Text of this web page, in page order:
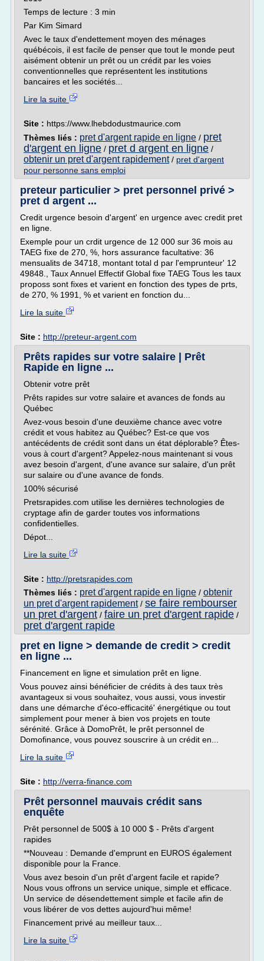
Temps de lecture : 3 min
Par Kim Simard
Avec le taux d'endettement moyen des ménages
québécois, il est facile de penser que tout le monde peut
aisément obtenir un prêt ou un crédit par les voies
conventionnelles que représentent les institutions
bancaires et les sociétés...
Lire la suite
Site : https://www.lhebdodustmaurice.com
Thèmes liés : pret d'argent rapide en ligne / pret
d'argent en ligne / pret d argent en ligne /
obtenir un pret d'argent rapidement/ pret d'argent
pour personne sans emploi
preteur particulier > pret personnel privé >
pret d argent ...
Credit urgence besoin d'argent' en urgence avec credit pret
en ligne.
Exemple pour un crdit urgence de 12 000 sur 36 mois au
TAEG fixe de 270, %, hors assurance facultative: 36
mensualits de 34718, montant total d par l'emprunteur' 12
49848., Taux Annuel Effectif Global fixe TAEG Tous les taux
proposs sont fixes et varient en fonction des types de prts,
de 270, % 1991, % et varient en fonction du...
Lire la suite
Site : http://preteur-argent.com
Prêts rapides sur votre salaire | Prêt
Rapide en ligne ...
Obtenir votre prêt
Prêts rapides sur votre salaire et avances de fonds au
Québec
Avez-vous besoin d'une deuxième chance avec votre
crédit et vous habitez au Québec? Est-ce que vos
antécédents de crédit sont dans un état déplorable? Êtes-
vous à court d'argent? Appelez-nous maintenant si vous
avez besoin d'argent, d'une avance sur salaire, d'un prêt
sur salaire ou d'une avance de fonds.
100% sécurisé
Pretsrapides.com utilise les dernières technologies de
cryptage afin de garder toutes vos informations
confidentielles.
Dépot...
Lire la suite
Site : http://pretsrapides.com
Thèmes liés : pret d'argent rapide en ligne / obtenir
un pret d'argent rapidement/ se faire rembourser
un pret d'argent / faire un pret d'argent rapide /
pret d'argent rapide
pret en ligne > demande de credit > credit
en ligne ...
Financement en ligne et simulation prêt en ligne.
Vous pouvez ainsi bénéficier de crédits à des taux très
avantageux si vous souhaitez, vous aussi, vous investir
dans une démarche d'éco-efficacité' énergétique ou tout
simplement pour mener à bien vos projets en toute
sérénité. Grâce à DomoPrêt, le prêt personnel de
Domofinance, vous pouvez souscrire à un crédit en...
Lire la suite
Site : http://verra-finance.com
Prêt personnel mauvais crédit sans
enquête
Prêt personnel de 500$ à 10 000 $ - Prêts d'argent
rapides
**Nouveau : Demande d'emprunt en EUROS également
disponible pour la France.
Vous avez besoin d'un prêt d'argent facile et rapide?
Nous vous offrons un service unique, simple et efficace.
Un service de désendettement simple et facile afin de
vous libérer de vos dettes aujourd'hui même!
Financement privé au meilleur taux...
Lire la suite